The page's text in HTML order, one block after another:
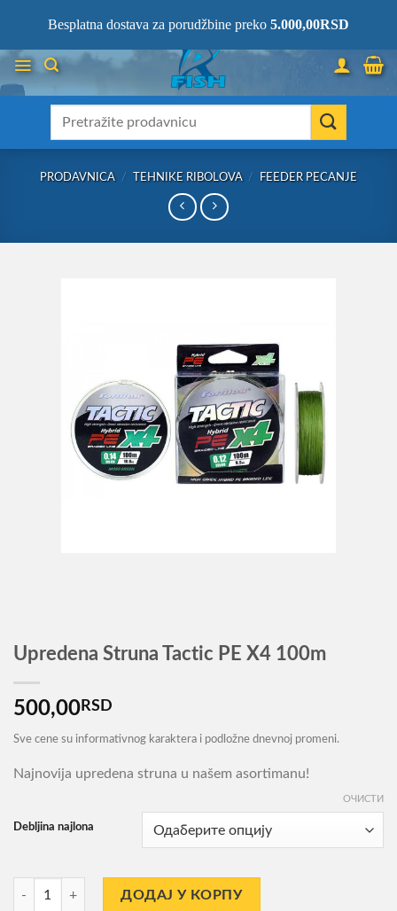
content
MESTU!
PRODAVNICA / TEHNIKE RIBOLOVA / FEEDER PECANJE
Upredena Struna Tactic PE X4 100m
500,00RSD
Sve cene su informativnog karaktera i podložne dnevnoj promeni.
Najnovija upredena struna u našem asortimanu!
Debljina najlona
ОЧИСТИ
Upredena Struna Tactic PE X4 100m количина
ДОДАЈ У КОРПУ
Besplatna dostava za porudžbine preko 5.000,00RSD